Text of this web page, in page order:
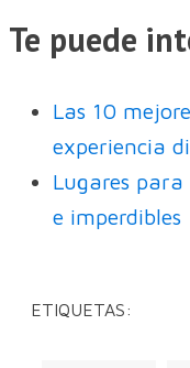
Te puede
Las 10
experiencia
Lugares
e imperdibles
ETIQUETAS: